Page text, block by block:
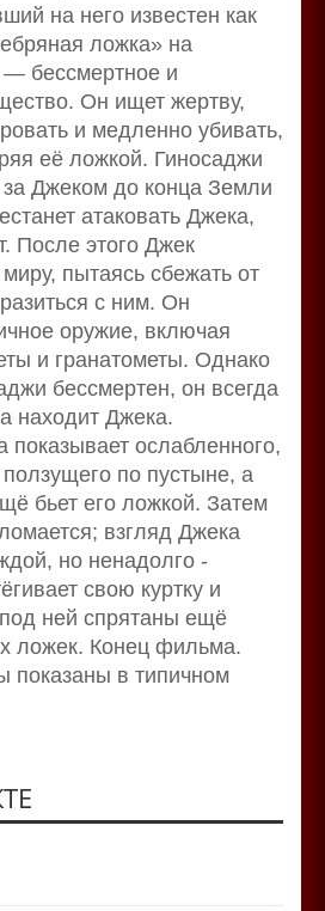
на него известен как
ложка» на
— бессмертное и
Он ищет жертву,
и медленно убивать,
её ложкой. Гиносаджи
за Джеком до конца Земли
атаковать Джека,
После этого Джек
пытаясь сбежать от
с ним. Он
оружие, включая
и гранатометы. Однако
бессмертен, он всегда
находит Джека.
показывает ослабленного,
по пустыне, а
бьет его ложкой. Затем
взгляд Джека
но ненадолго -
свою куртку и
ней спрятаны ещё
ложек. Конец фильма.
показаны в типичном